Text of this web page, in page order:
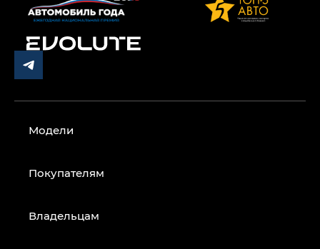
Модели
Покупателям
Владельцам